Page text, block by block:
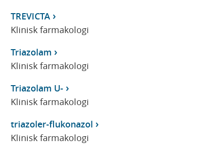
TREVICTA
Klinisk farmakologi
Triazolam
Klinisk farmakologi
Triazolam U-
Klinisk farmakologi
triazoler-flukonazol
Klinisk farmakologi